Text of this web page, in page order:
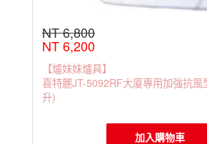
NT 6,800
NT 6,200
【爐妹妹爐具】
喜特麗JT-5092RF大廈專用加強抗風
升)
加入購物車